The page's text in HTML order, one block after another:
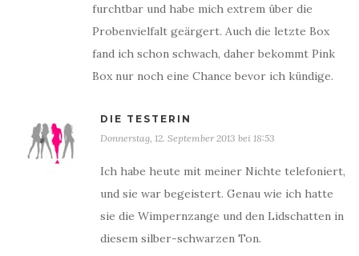
furchtbar und habe mich extrem über die
Probenvielfalt geärgert. Auch die letzte Box
fand ich schon schwach, daher bekommt Pink
Box nur noch eine Chance bevor ich kündige.
DIE TESTERIN
Donnerstag, 12. September 2013 bei 18:53
Ich habe heute mit meiner Nichte telefoniert,
und sie war begeistert. Genau wie ich hatte
sie die Wimpernzange und den Lidschatten in
diesem silber-schwarzen Ton.